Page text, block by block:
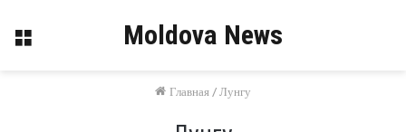
Меню Moldova News
Главная /Лунгу